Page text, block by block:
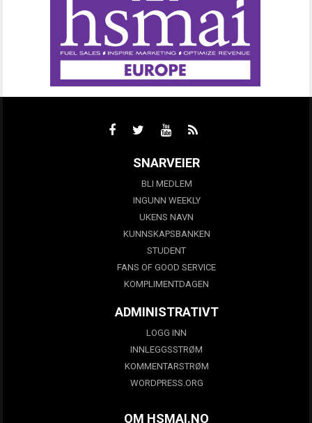
SNARVEIER
BLI MEDLEM
INGUNN WEEKLY
UKENS NAVN
KUNNSKAPSBANKEN
STUDENT
FANS OF GOOD SERVICE
KOMPLIMENTDAGEN
ADMINISTRATIVT
LOGG INN
INNLEGGSSTRØM
KOMMENTARSTRØM
WORDPRESS.ORG
OM HSMAI.NO